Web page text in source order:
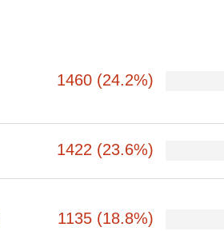
1460 (24.2%)
1422 (23.6%)
1135 (18.8%)